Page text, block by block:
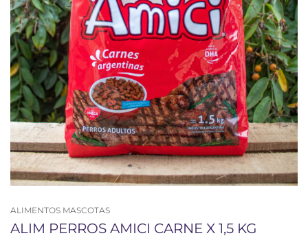
ALIMENTOS MASCOTAS
ALIM PERROS AMICI CARNE X 1,5 KG